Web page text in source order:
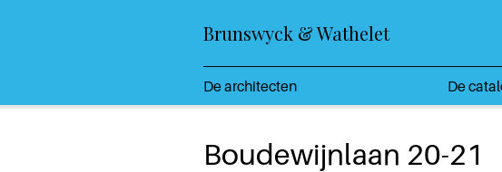
Brunswyck & Wathelet
De architecten De
Boudewijnlaan 20-21